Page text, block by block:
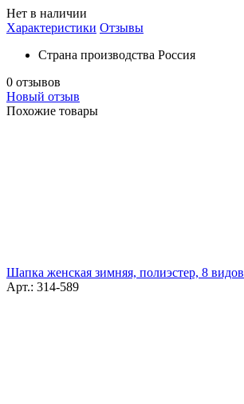
Нет в наличии
Характеристики Отзывы
Страна производства Россия
0 отзывов
Новый отзыв
Похожие товары
Шапка женская зимняя, полиэстер, 8 видов
Арт.: 314-589